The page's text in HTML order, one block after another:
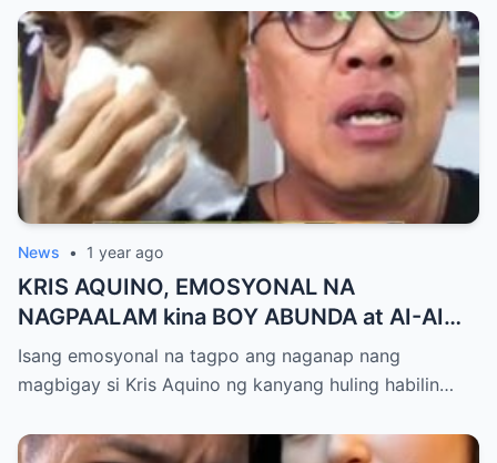
News • 1 year ago
KRIS AQUINO, EMOSYONAL NA
NAGPAALAM kina BOY ABUNDA at AI-AI
DELAS ALAS! Huling Habilin ng Queen of
All Media, NAGPAIYAK sa Buong Bayan —
Pagpapatawad, Isiniwalat na!
Isang emosyonal na tagpo ang naganap nang
magbigay si Kris Aquino ng kanyang huling habilin…